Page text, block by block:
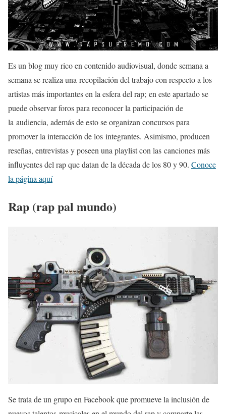
Es un blog muy rico en contenido audiovisual, donde semana a
semana se realiza una recopilación del trabajo con respecto a los
artistas más importantes en la esfera del rap; en este apartado se
puede observar foros para reconocer la participación de
la audiencia, además de esto se organizan concursos para
promover la interacción de los integrantes. Asimismo, producen
reseñas, entrevistas y poseen una playlist con las canciones más
influyentes del rap que datan de la década de los 80 y 90. Conoce
la página aquí
Rap (rap pal mundo)
Se trata de un grupo en Facebook que promueve la inclusión de